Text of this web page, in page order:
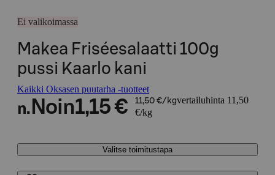
Ei valikoimassa
Makea Friséesalaatti 100g
pussi Kaarlo kani
Kaikki Oksasen puutarha -tuotteet
n. Noin1,15 € 11,50 €/kgvertailuhinta 11,50
€/kg
Valitse toimitustapa